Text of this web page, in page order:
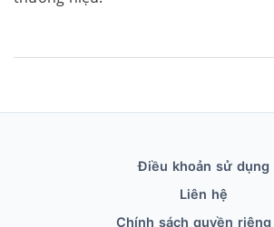
Điều khoản sử dụng
Liên hệ
Chính sách quyền